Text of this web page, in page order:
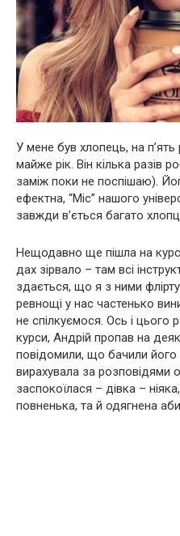
У мене був хлопець, на п’ять
майже рік. Він кілька разів
заміж поки не поспішаю).
ефектна, “Міс” нашого
завжди в’ється багато
Нещодавно ще пішла на
дах зірвало – там всі
здається, що я з ними
ревнощі у нас частенько
не спілкуємося. Ось і цього
курси, Андрій пропав на
повідомили, що бачили
вирахувала за розповідями
заспокоїлася – дівка –
повненька, та й одягнена